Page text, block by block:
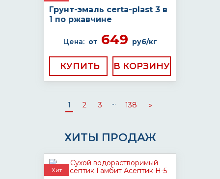
Грунт-эмаль certa-plast 3 в
1 по ржавчине
Цена: от649 руб/кг
КУПИТЬ
1 2 3 ... 138 »
ХИТЫ ПРОДАЖ
Хит